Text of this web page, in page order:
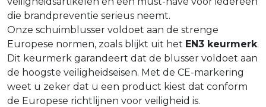
die brandpreventie serieus neemt.
Onze schuimblusser voldoet aan de strenge
Europese normen, zoals blijkt uit het EN3 keurmerk.
Dit keurmerk garandeert dat de blusser voldoet aan
de hoogste veiligheidseisen. Met de CE-markering
weet u zeker dat u een product kiest dat conform
de Europese richtlijnen voor veiligheid is.